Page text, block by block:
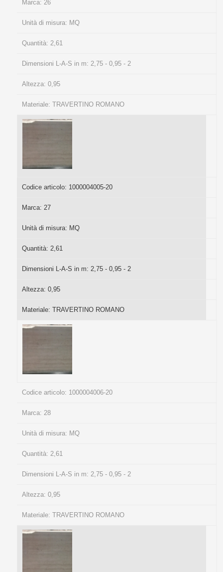
Marca: 26
Unità di misura: MQ
Quantità: 2,61
Dimensioni L-A-S in m: 2,75 - 0,95 - 2
Altezza: 0,95
Materiale: TRAVERTINO ROMANO
Codice articolo: 1000004005-20
Marca: 27
Unità di misura: MQ
Quantità: 2,61
Dimensioni L-A-S in m: 2,75 - 0,95 - 2
Altezza: 0,95
Materiale: TRAVERTINO ROMANO
Codice articolo: 1000004006-20
Marca: 28
Unità di misura: MQ
Quantità: 2,61
Dimensioni L-A-S in m: 2,75 - 0,95 - 2
Altezza: 0,95
Materiale: TRAVERTINO ROMANO